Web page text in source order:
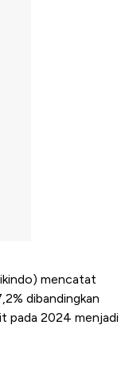
mencatat
dibandingkan
pada 2024 menjadi